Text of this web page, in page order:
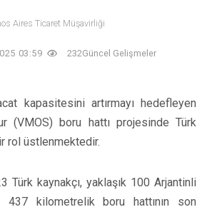
Aires Ticaret Müşavirliği
03:59 232Güncel Gelişmeler
kapasitesini artırmayı hedefleyen
(VMOS) boru hattı projesinde Türk
rol üstlenmektedir.
Türk kaynakçı, yaklaşık 100 Arjantinli
437 kilometrelik boru hattının son